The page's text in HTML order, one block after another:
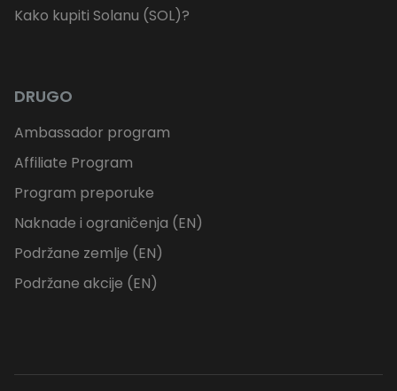
Kako kupiti Solanu (SOL)?
DRUGO
Ambassador program
Affiliate Program
Program preporuke
Naknade i ograničenja (EN)
Podržane zemlje (EN)
Podržane akcije (EN)